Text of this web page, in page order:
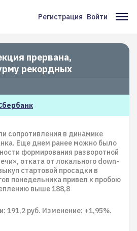
Меню
учётной
записи
пользователя
Регистрация Войти
прервана,
рекордных
сопротивления в динамике
Еще днем ранее можно было
формирования разворотной
отката от локального down-
стартовой просадки в
понедельника привел к пробою
выше 188,8
191,2 руб. Изменение: +1,95%.